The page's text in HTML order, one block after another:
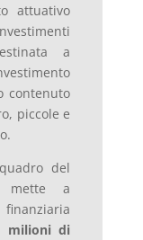
attuativo
a
contenuto
piccole e
del
mette a
milioni di